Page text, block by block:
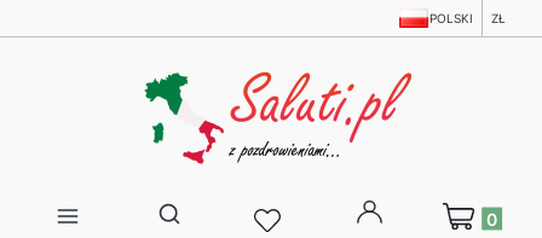
POLSKI ZŁ
Otwórz wyszukiwarkę
Produkty w